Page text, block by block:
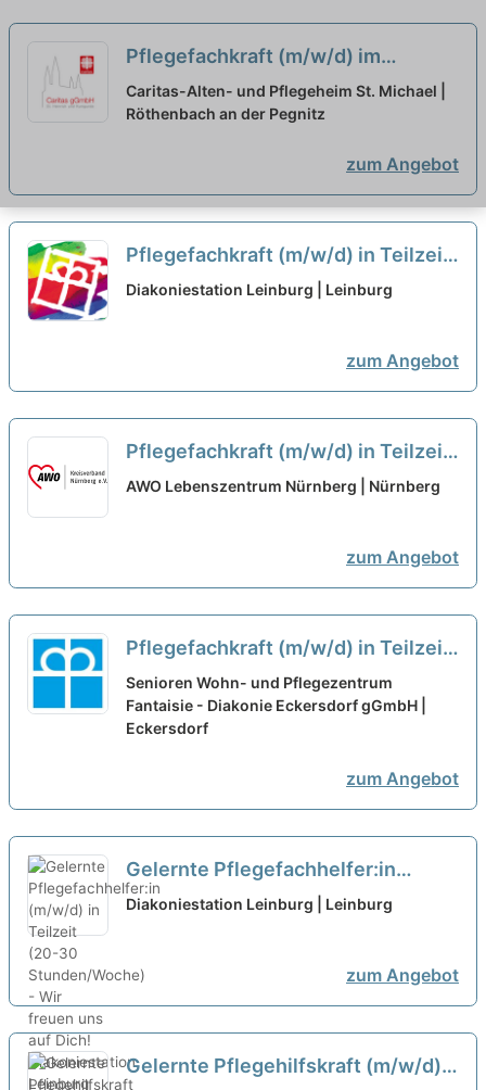
Pflegefachkraft (m/w/d) im
Frühdienst in Teilzeit - Zusammen
einfach gut pflegen!
Caritas-Alten- und Pflegeheim St. Michael |
Röthenbach an der Pegnitz
zum Angebot
Pflegefachkraft (m/w/d) in Teilzeit
(max. 30 Stunden/Woche) -
Diakoniestation Leinburg | Leinburg
zum Angebot
Pflegefachkraft (m/w/d) in Teilzeit
(80%) – Wir kommen Ihnen mit
AWO Lebenszentrum Nürnberg | Nürnberg
zum Angebot
Pflegefachkraft (m/w/d) in Teilzeit
(20–25 Std./Woche) –
Dauernachtwache oder Spät- und
Nachtdienst nach Absprache
Senioren Wohn- und Pflegezentrum
Fantaisie - Diakonie Eckersdorf gGmbH |
Eckersdorf
zum Angebot
Gelernte Pflegefachhelfer:in
(m/w/d) in Teilzeit (20-30
Diakoniestation Leinburg | Leinburg
zum Angebot
Gelernte Pflegehilfskraft (m/w/d)